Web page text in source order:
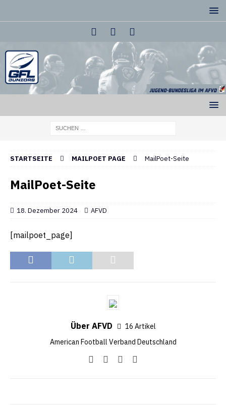
STARTSEITE MAILPOET PAGE MailPoet-Seite
MailPoet-Seite
18. Dezember 2024 AFVD
[mailpoet_page]
Über AFVD
16 Artikel
American Football Verband Deutschland